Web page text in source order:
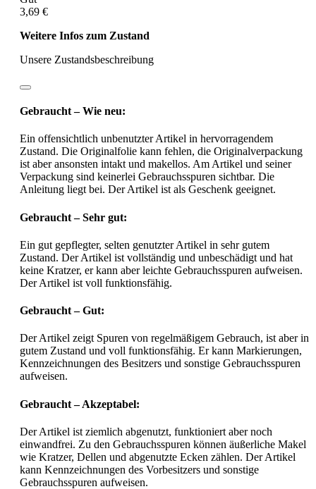
3,69 €
Weitere Infos zum Zustand
Unsere Zustandsbeschreibung
Gebraucht – Wie neu:
Ein offensichtlich unbenutzter Artikel in hervorragendem
Zustand. Die Originalfolie kann fehlen, die Originalverpackung
ist aber ansonsten intakt und makellos. Am Artikel und seiner
Verpackung sind keinerlei Gebrauchsspuren sichtbar. Die
Anleitung liegt bei. Der Artikel ist als Geschenk geeignet.
Gebraucht – Sehr gut:
Ein gut gepflegter, selten genutzter Artikel in sehr gutem
Zustand. Der Artikel ist vollständig und unbeschädigt und hat
keine Kratzer, er kann aber leichte Gebrauchsspuren aufweisen.
Der Artikel ist voll funktionsfähig.
Gebraucht – Gut:
Der Artikel zeigt Spuren von regelmäßigem Gebrauch, ist aber in
gutem Zustand und voll funktionsfähig. Er kann Markierungen,
Kennzeichnungen des Besitzers und sonstige Gebrauchsspuren
aufweisen.
Gebraucht – Akzeptabel:
Der Artikel ist ziemlich abgenutzt, funktioniert aber noch
einwandfrei. Zu den Gebrauchsspuren können äußerliche Makel
wie Kratzer, Dellen und abgenutzte Ecken zählen. Der Artikel
kann Kennzeichnungen des Vorbesitzers und sonstige
Gebrauchsspuren aufweisen.